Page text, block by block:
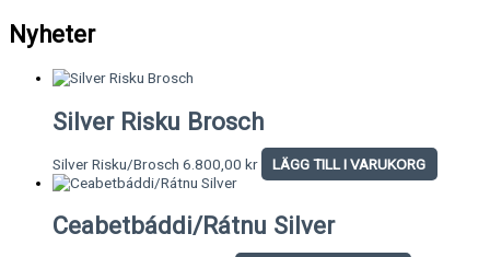
Nyheter
Silver Risku Brosch
Silver Risku/Brosch 6.800,00 kr LÄGG TILL I VARUKORG
Ceabetbáddi/Rátnu Silver